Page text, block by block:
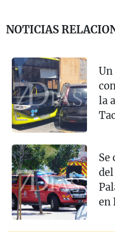
NOTICIAS
Un
la
Se
en